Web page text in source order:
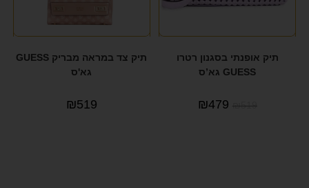
תיק אופנתי בסגנון רטרו
GUESS גא’ס
₪519
₪479
תיק צד במראה מבריק GUESS
גא'ס
₪519